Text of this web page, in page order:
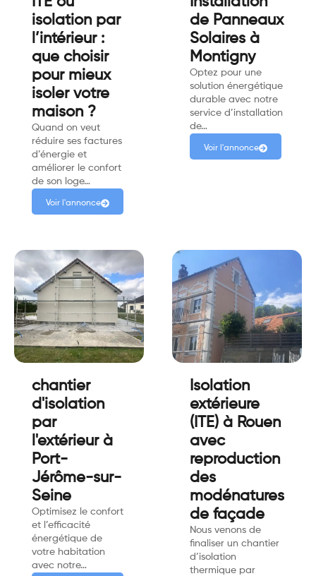
isolation par
l’intérieur :
que choisir
pour mieux
isoler votre
maison ?
Quand on veut
réduire ses factures
d’énergie et
améliorer le confort
de son loge…
Voir l'annonce
de Panneaux
Solaires à
Montigny
Optez pour une
solution énergétique
durable avec notre
service d’installation
de…
Voir l'annonce
chantier
d'isolation
par
l'extérieur à
Port-
Jérôme-sur-
Seine
Optimisez le confort
et l’efficacité
énergétique de
votre habitation
avec notre…
Isolation
extérieure
(ITE) à Rouen
avec
reproduction
des
modénatures
de façade
Nous venons de
finaliser un chantier
d’isolation
thermique par